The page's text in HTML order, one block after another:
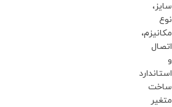
سایز،
نوع
مکانیزم،
اتصال
و
استاندارد
ساخت
متغیر